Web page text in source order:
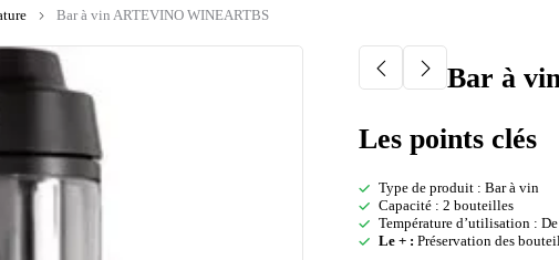
Bar à vin ARTEVINO WINEARTBS
Bar à
Les points clés
Type de produit : Bar à vin
Capacité : 2 bouteilles
Température d’utilisation :
Le + : Préservation des